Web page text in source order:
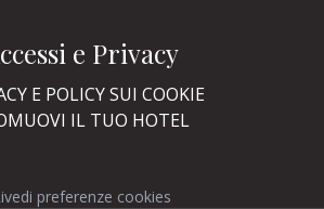
e Privacy
E POLICY SUI COOKIE
IL TUO HOTEL
preferenze cookies